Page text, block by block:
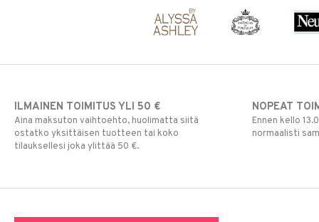
ILMAINEN TOIMITUS YLI 50 €
Aina maksuton vaihtoehto, huolimatta siitä
ostatko yksittäisen tuotteen tai koko
tilauksellesi joka ylittää 50 €.
NOPEAT
Ennen kello
normaalisti